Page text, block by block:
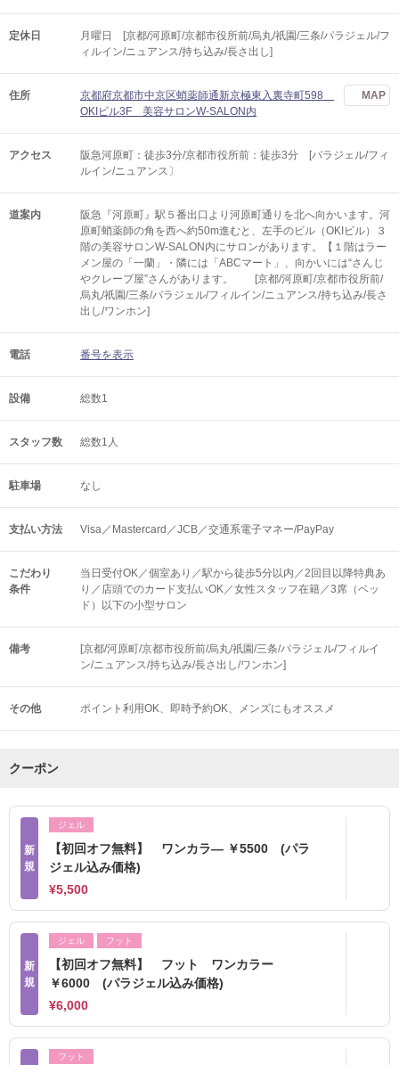
定休日
月曜日 [京都/河原町/京都市役所前/烏丸/祇園/三条/パラジェル/フ
ィルイン/ニュアンス/持ち込み/長さ出し]
住所
京都府京都市中京区蛸薬師通新京極東入裏寺町598
OKIビル3F 美容サロンW-SALON内
MAP
アクセス
阪急河原町：徒歩3分/京都市役所前：徒歩3分 [パラジェル/フィ
ルイン/ニュアンス〕
道案内
阪急『河原町』駅５番出口より河原町通りを北へ向かいます。河
原町蛸薬師の角を西へ約50m進むと、左手のビル（OKIビル）３
階の美容サロンW-SALON内にサロンがあります。【１階はラー
メン屋の「一蘭」・隣には「ABCマート」、向かいには“さんじ
やクレープ屋”さんがあります。 [京都/河原町/京都市役所前/
烏丸/祇園/三条/パラジェル/フィルイン/ニュアンス/持ち込み/長さ
出し/ワンホン]
電話 番号を表示
設備 総数1
スタッフ数 総数1人
駐車場 なし
支払い方法 Visa／Mastercard／JCB／交通系電子マネー/PayPay
こだわり
条件
当日受付OK／個室あり／駅から徒歩5分以内／2回目以降特典あ
り／店頭でのカード支払いOK／女性スタッフ在籍／3席（ベッ
ド）以下の小型サロン
備考
[京都/河原町/京都市役所前/烏丸/祇園/三条/パラジェル/フィルイ
ン/ニュアンス/持ち込み/長さ出し/ワンホン]
その他 ポイント利用OK 即時予約OK メンズにもオススメ
クーポン
新
規
ジェル
【初回オフ無料】 ワンカラ― ￥5500 (パラ
ジェル込み価格)
¥5,500
新
規
ジェル フット
【初回オフ無料】 フット ワンカラー
￥6000 (パラジェル込み価格)
¥6,000
フット